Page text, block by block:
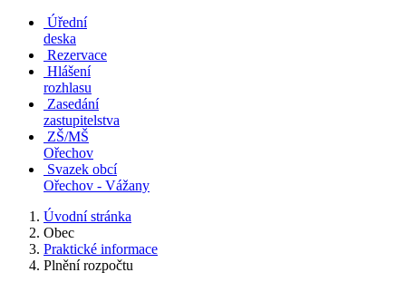
Úřední
deska
Rezervace
Hlášení
rozhlasu
Zasedání
zastupitelstva
ZŠ/MŠ
Ořechov
Svazek obcí
Ořechov - Vážany
Úvodní stránka
Obec
Praktické informace
Plnění rozpočtu